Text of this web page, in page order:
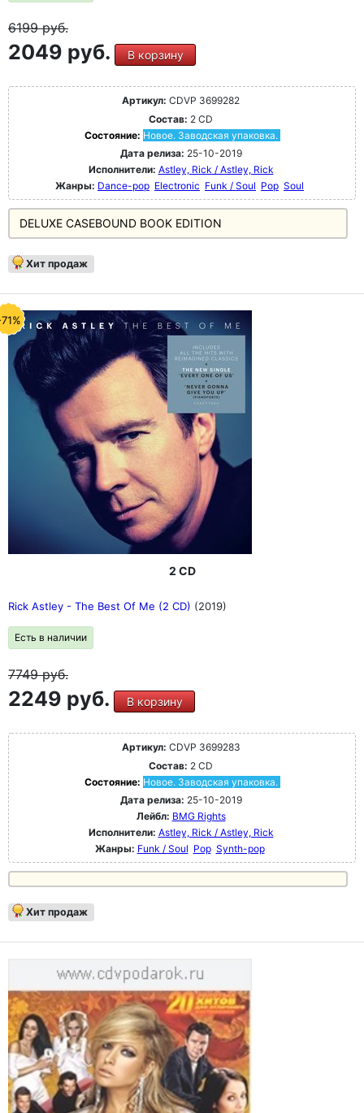
6199руб.
2049 руб. В корзину
Артикул: CDVP 3699282
Состав: 2 CD
Состояние: Новое. Заводская упаковка.
Дата релиза: 25-10-2019
Исполнители: Astley, Rick / Astley, Rick
Жанры: Dance-pop Electronic Funk / Soul Pop Soul
DELUXE CASEBOUND BOOK EDITION
Хит продаж
2 CD
Rick Astley - The Best Of Me (2 CD) (2019)
Есть в наличии
7749руб.
2249 руб. В корзину
Артикул: CDVP 3699283
Состав: 2 CD
Состояние: Новое. Заводская упаковка.
Дата релиза: 25-10-2019
Лейбл: BMG Rights
Исполнители: Astley, Rick / Astley, Rick
Жанры: Funk / Soul Pop Synth-pop
Хит продаж